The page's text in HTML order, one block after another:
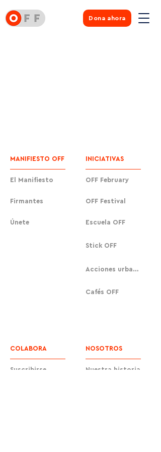
Dona ahora
MANIFIESTO OFF
El Manifiesto
Firmantes
Únete
INICIATIVAS
OFF February
OFF Festival
Escuela OFF
Stick OFF
Acciones urbanas
Cafés OFF
COLABORA
Suscribirse
NOSOTROS
Nuestra historia